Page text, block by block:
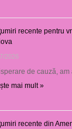
recente pentru
2026
de cauză,
mai mult »
recente din